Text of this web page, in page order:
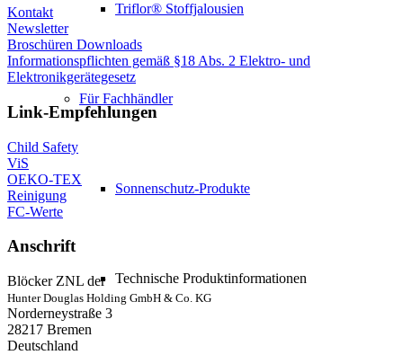
Triflor® Stoffjalousien
Für Fachhändler
Sonnenschutz-Produkte
Technische Produktinformationen
Kontakt
Newsletter
Broschüren Downloads
Informationspflichten gemäß §18 Abs. 2 Elektro- und
Elektronikgerätegesetz
Link-Empfehlungen
Child Safety
ViS
OEKO-TEX
Reinigung
FC-Werte
Anschrift
Blöcker ZNL der
Hunter Douglas Holding GmbH & Co. KG
Norderneystraße 3
28217 Bremen
Deutschland